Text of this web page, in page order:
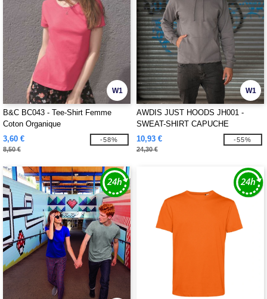
W1
B&C BC043 - Tee-Shirt Femme
Coton Organique
3,60 €
8,50 €
-58%
W1
AWDIS JUST HOODS JH001 -
SWEAT-SHIRT CAPUCHE
10,93 €
24,30 €
-55%